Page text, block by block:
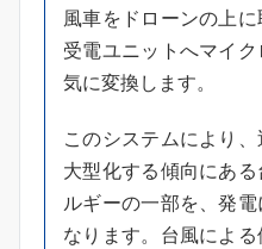
風⾞をドローンの上
受電ユニットへマイ
気に変換します。
このシステムにより
⼤型化する傾向にあ
ルギーの⼀部を、発
なります。台風によ